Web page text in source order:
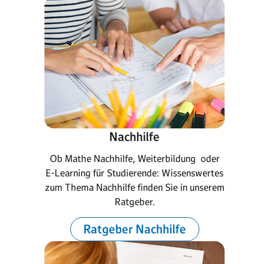
Nachhilfe
Ob Mathe Nachhilfe, Weiterbildung oder
E-Learning für Studierende: Wissenswertes
zum Thema Nachhilfe finden Sie in unserem
Ratgeber.
Ratgeber Nachhilfe